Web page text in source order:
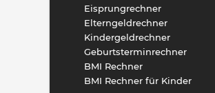
Eisprungrechner
Elterngeldrechner
Kindergeldrechner
Geburtsterminrechner
BMI Rechner
BMI Rechner für Kinder